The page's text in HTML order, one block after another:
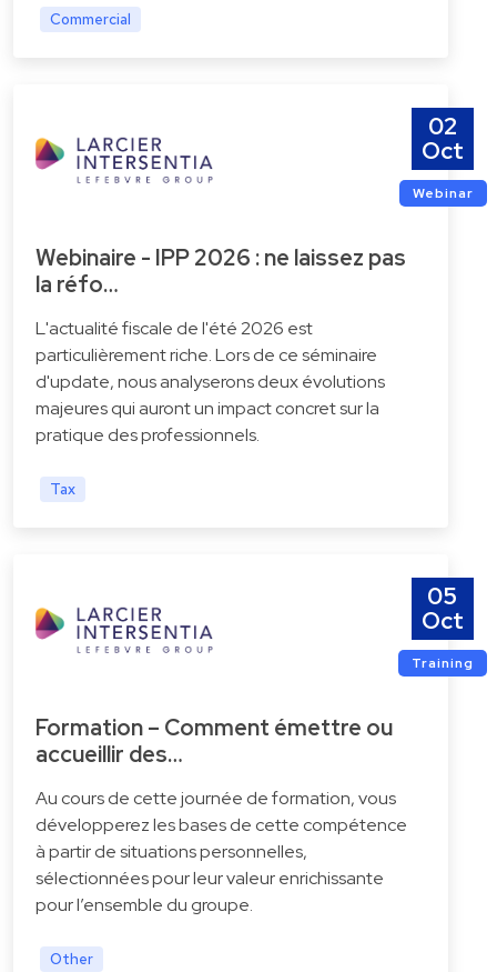
Commercial
02
Oct
Webinar
Webinaire - IPP 2026 : ne laissez pas
la réfo…
L'actualité fiscale de l'été 2026 est
particulièrement riche. Lors de ce séminaire
d'update, nous analyserons deux évolutions
majeures qui auront un impact concret sur la
pratique des professionnels.
Tax
05
Oct
Training
Formation – Comment émettre ou
accueillir des…
Au cours de cette journée de formation, vous
développerez les bases de cette compétence
à partir de situations personnelles,
sélectionnées pour leur valeur enrichissante
pour l’ensemble du groupe.
Other